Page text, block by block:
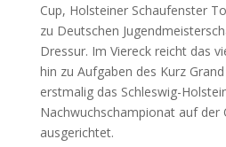
Cup, Holsteiner Schaufenster
zu Deutschen
Dressur. Im Viereck reicht das
hin zu Aufgaben des Kurz
erstmalig das Schleswig-
Nachwuchschampionat auf der
ausgerichtet.